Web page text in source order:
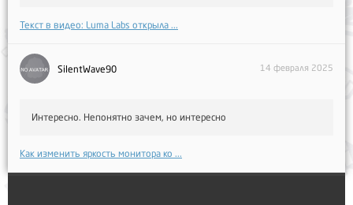
Текст в видео: Luma Labs открыла ...
SilentWave90 14 февраля 2025
Интересно. Непонятно зачем, но интересно
Как изменить яркость монитора ко ...